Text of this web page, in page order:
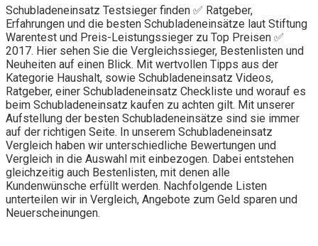
Schubladeneinsatz Testsieger finden ✅ Ratgeber,
Erfahrungen und die besten Schubladeneinsätze laut Stiftung
Warentest und Preis-Leistungssieger zu Top Preisen ✅
2017. Hier sehen Sie die Vergleichssieger, Bestenlisten und
Neuheiten auf einen Blick. Mit wertvollen Tipps aus der
Kategorie Haushalt, sowie Schubladeneinsatz Videos,
Ratgeber, einer Schubladeneinsatz Checkliste und worauf es
beim Schubladeneinsatz kaufen zu achten gilt. Mit unserer
Aufstellung der besten Schubladeneinsätze sind sie immer
auf der richtigen Seite. In unserem Schubladeneinsatz
Vergleich haben wir unterschiedliche Bewertungen und
Vergleich in die Auswahl mit einbezogen. Dabei entstehen
gleichzeitig auch Bestenlisten, mit denen alle
Kundenwünsche erfüllt werden. Nachfolgende Listen
unterteilen wir in Vergleich, Angebote zum Geld sparen und
Neuerscheinungen.